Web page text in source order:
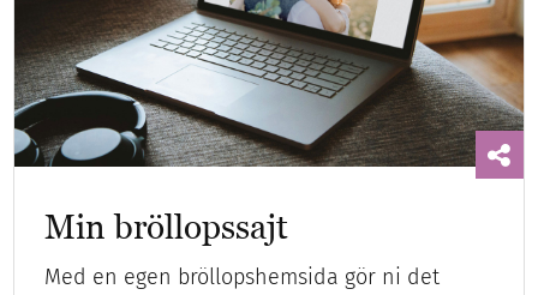
Min bröllopssajt
Med en egen bröllopshemsida gör ni det